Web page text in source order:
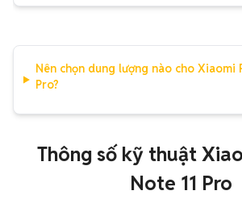
Nên chọn dung lượng nào cho Xiaomi
Pro?
Thông số kỹ thuật
Note 11 Pro